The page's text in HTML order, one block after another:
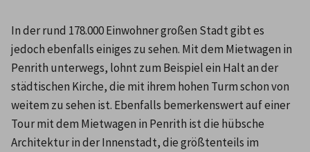
In der rund 178.000 Einwohner großen Stadt gibt es
jedoch ebenfalls einiges zu sehen. Mit dem Mietwagen in
Penrith unterwegs, lohnt zum Beispiel ein Halt an der
städtischen Kirche, die mit ihrem hohen Turm schon von
weitem zu sehen ist. Ebenfalls bemerkenswert auf einer
Tour mit dem Mietwagen in Penrith ist die hübsche
Architektur in der Innenstadt, die größtenteils im